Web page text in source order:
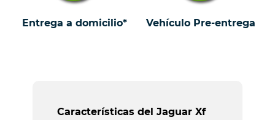
Entrega a domicilio* Vehículo Pre-entrega
Características del Jaguar Xf